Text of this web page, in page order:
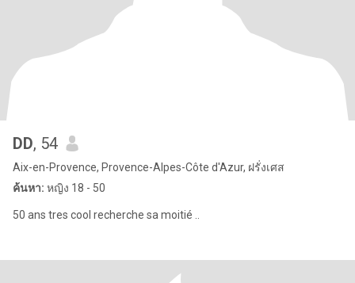
DD, 54
Aix-en-Provence, Provence-Alpes-Côte d'Azur, ฝรั่งเศส
ค้นหา: หญิง 18 - 50
50 ans tres cool recherche sa moitié ..